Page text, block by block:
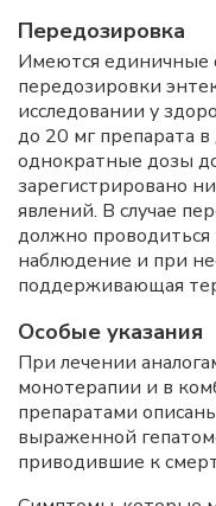
Передозировка
Имеются единичные
передозировки
исследовании у
до 20 мг препарата
однократные дозы
зарегистрировано
явлений. В случае
должно
наблюдение и при
поддерживающая
Особые указания
При лечении
монотерапии и в
препаратами
выраженной
приводившие к